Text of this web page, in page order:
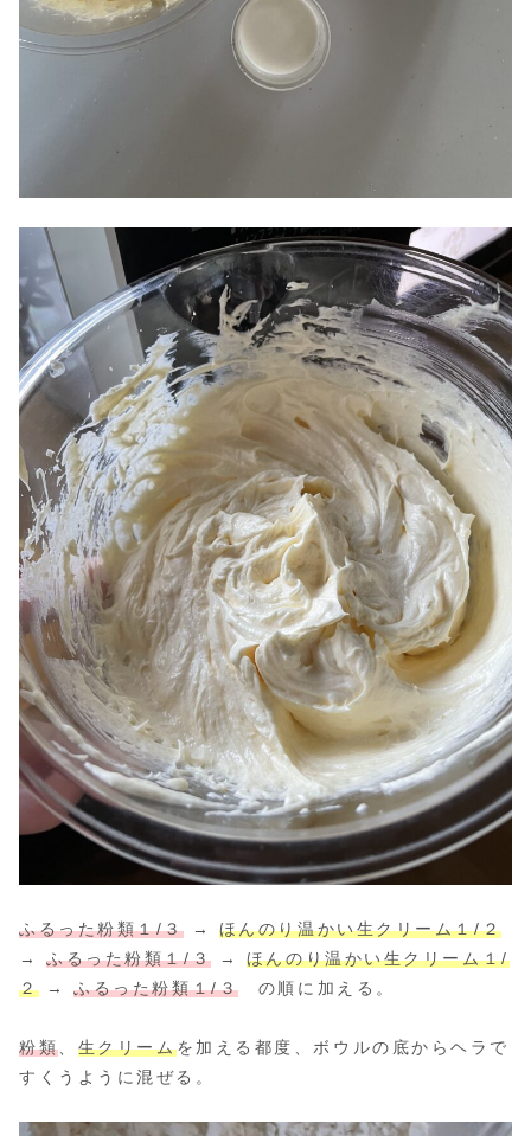
ふるった粉類１/３ → ほんのり温かい生クリーム１/２
→ふるった粉類１/３ → ほんのり温かい生クリーム１/
２→ふるった粉類１/３ の順に加える。
粉類、 生クリームを加える都度、ボウルの底からヘラで
すくうように混ぜる。